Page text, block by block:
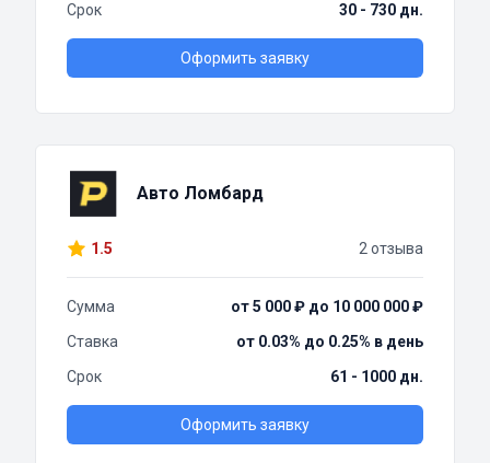
Срок
30 - 730 дн.
Оформить заявку
Авто Ломбард
1.5 2 отзыва
Сумма
от 5 000 ₽ до 10 000 000 ₽
Ставка
от 0.03% до 0.25% в день
Срок
61 - 1000 дн.
Оформить заявку